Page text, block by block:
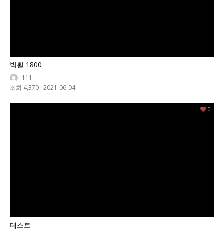
빅휠 1800
111
조회 4,370 · 2021-06-04
테스트
0